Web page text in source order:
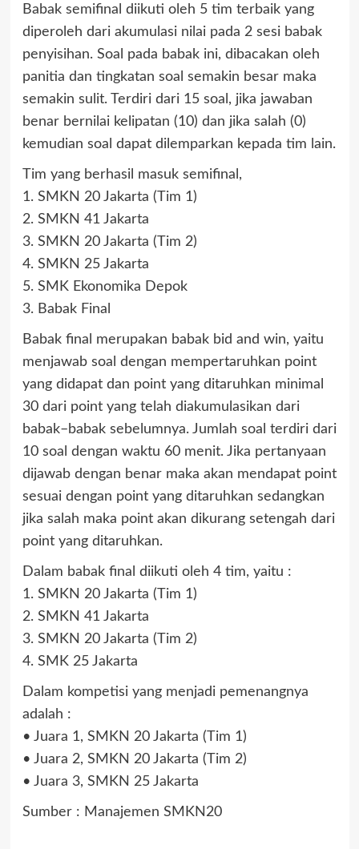
Babak semifinal diikuti oleh 5 tim terbaik yang
diperoleh dari akumulasi nilai pada 2 sesi babak
penyisihan. Soal pada babak ini, dibacakan oleh
panitia dan tingkatan soal semakin besar maka
semakin sulit. Terdiri dari 15 soal, jika jawaban
benar bernilai kelipatan (10) dan jika salah (0)
kemudian soal dapat dilemparkan kepada tim lain.
Tim yang berhasil masuk semifinal,
1. SMKN 20 Jakarta (Tim 1)
2. SMKN 41 Jakarta
3. SMKN 20 Jakarta (Tim 2)
4. SMKN 25 Jakarta
5. SMK Ekonomika Depok
3. Babak Final
Babak final merupakan babak bid and win, yaitu
menjawab soal dengan mempertaruhkan point
yang didapat dan point yang ditaruhkan minimal
30 dari point yang telah diakumulasikan dari
babak–babak sebelumnya. Jumlah soal terdiri dari
10 soal dengan waktu 60 menit. Jika pertanyaan
dijawab dengan benar maka akan mendapat point
sesuai dengan point yang ditaruhkan sedangkan
jika salah maka point akan dikurang setengah dari
point yang ditaruhkan.
Dalam babak final diikuti oleh 4 tim, yaitu :
1. SMKN 20 Jakarta (Tim 1)
2. SMKN 41 Jakarta
3. SMKN 20 Jakarta (Tim 2)
4. SMK 25 Jakarta
Dalam kompetisi yang menjadi pemenangnya
adalah :
• Juara 1, SMKN 20 Jakarta (Tim 1)
• Juara 2, SMKN 20 Jakarta (Tim 2)
• Juara 3, SMKN 25 Jakarta
Sumber : Manajemen SMKN20